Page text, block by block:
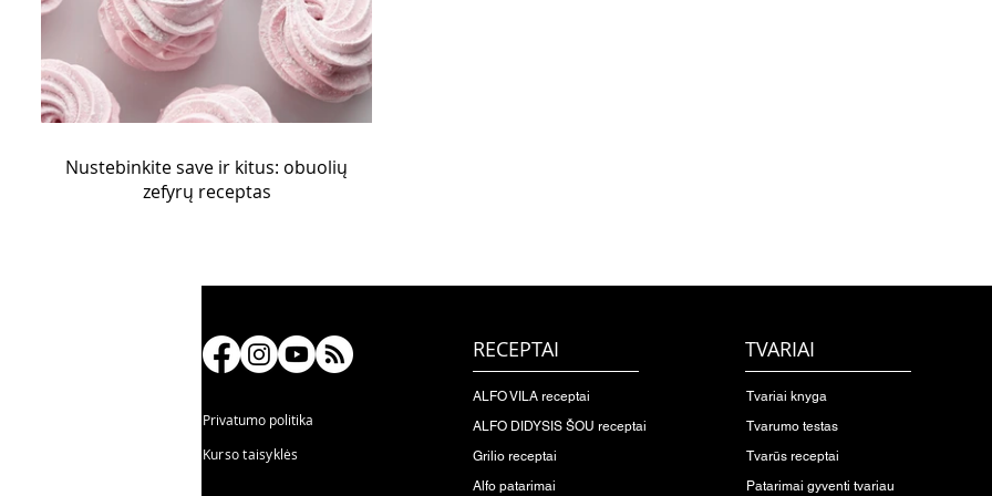
Nustebinkite save ir kitus: obuolių
zefyrų receptas
Privatumo politika
Kurso taisyklės
RECEPTAI
ALFO VILA receptai
ALFO DIDYSIS ŠOU receptai
Grilio receptai
Alfo patarimai
TVARIAI
Tvariai knyga
Tvarumo testas
Tvarūs receptai
Patarimai gyventi tvariau